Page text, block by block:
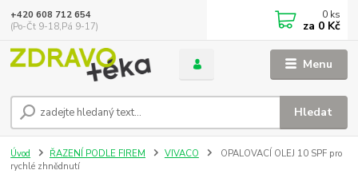
Menu
Hledat
+420 608 712 654
(Po-Čt 9-18,Pá 9-17)
0 ks
za 0 Kč
Úvod ŘAZENÍ PODLE FIREM VIVACO
OPALOVACÍ OLEJ 10 SPF pro
rychlé zhnědnutí